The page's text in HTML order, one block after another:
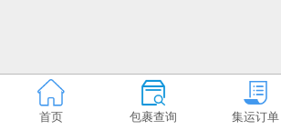
首页 包裹查询 集运订单